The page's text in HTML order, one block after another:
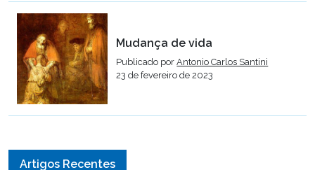
Mudança de vida
Publicado porAntonio Carlos Santini
23 de fevereiro de 2023
Artigos Recentes